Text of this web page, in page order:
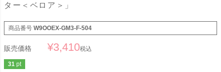
ター＜ベロア＞」
商品番号 W9OOEX-GM3-F-504
販売価格 ¥3,410税込
31 pt